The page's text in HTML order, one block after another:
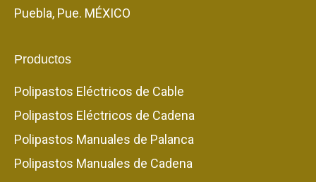
Puebla, Pue. MÉXICO
Productos
Polipastos Eléctricos de Cable
Polipastos Eléctricos de Cadena
Polipastos Manuales de Palanca
Polipastos Manuales de Cadena